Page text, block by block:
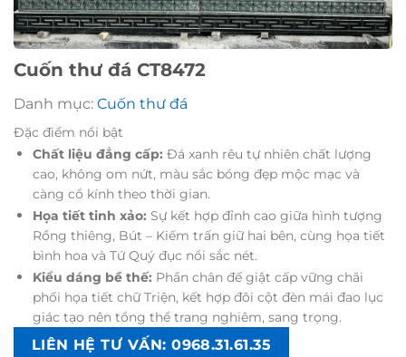
Cuốn thư đá CT8472
Danh mục: Cuốn thư đá
Đặc điểm nổi bật
Chất liệu đẳng cấp: Đá xanh rêu tự nhiên chất lượng
cao, không om nứt, màu sắc bóng đẹp mộc mạc và
càng cổ kính theo thời gian.
Họa tiết tinh xảo: Sự kết hợp đỉnh cao giữa hình tượng
Rồng thiêng, Bút – Kiếm trấn giữ hai bên, cùng họa tiết
bình hoa và Tứ Quý đục nổi sắc nét.
Kiểu dáng bề thế: Phần chân đế giật cấp vững chãi
phối họa tiết chữ Triện, kết hợp đôi cột đèn mái đao lục
giác tạo nên tổng thể trang nghiêm, sang trọng.
LIÊN HỆ TƯ VẤN: 0968.31.61.35